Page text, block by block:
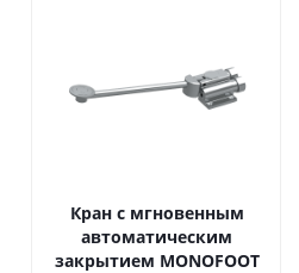
Кран с мгновенным
автоматическим
закрытием MONOFOOT